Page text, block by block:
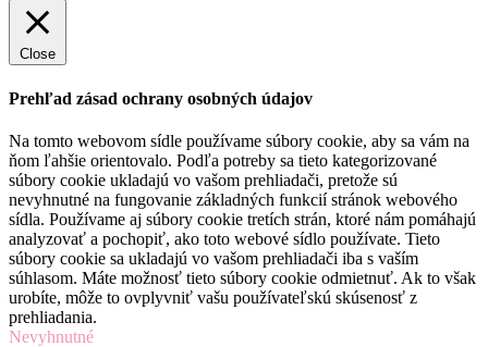
Close
Prehľad zásad ochrany osobných údajov
Na tomto webovom sídle používame súbory cookie, aby sa vám na
ňom ľahšie orientovalo. Podľa potreby sa tieto kategorizované
súbory cookie ukladajú vo vašom prehliadači, pretože sú
nevyhnutné na fungovanie základných funkcií stránok webového
sídla. Používame aj súbory cookie tretích strán, ktoré nám pomáhajú
analyzovať a pochopiť, ako toto webové sídlo používate. Tieto
súbory cookie sa ukladajú vo vašom prehliadači iba s vaším
súhlasom. Máte možnosť tieto súbory cookie odmietnuť. Ak to však
urobíte, môže to ovplyvniť vašu používateľskú skúsenosť z
prehliadania.
Nevyhnutné